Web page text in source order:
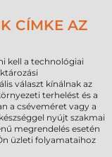
CÍMKE AZ
kell a technológiai
választ kínálnak az
terhelést és a
a cséveméret vagy a
nyújt szakmai
megrendelés esetén
üzleti folyamataihoz